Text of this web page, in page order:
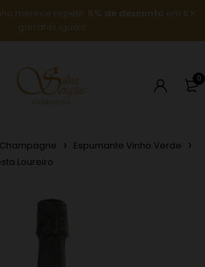
merece repetir: 5% de desconto em 6
garrafas iguais
0
Espumante Vinho Verde
Loureiro